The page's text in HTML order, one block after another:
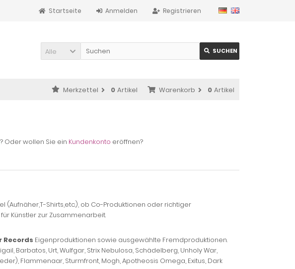
Registrieren
Anmelden
Startseite
Alle SUCHEN
Warenkorb 0 Artikel
Merkzettel 0 Artikel
? Oder wollen Sie ein Kundenkonto eröffnen?
(Aufnäher,T-Shirts,etc.), ob Co-Produktionen oder richtiger
Künstler zur Zusammenarbeit.
Records Eigenproduktionen sowie ausgewählte Fremdproduktionen.
Barbatos, Urt, Wulfgar, Strix Nebulosa, Schädelberg, Unholy War,
Flammenaar, Sturmfront, Mogh, Apotheosis Omega, Exitus, Dark